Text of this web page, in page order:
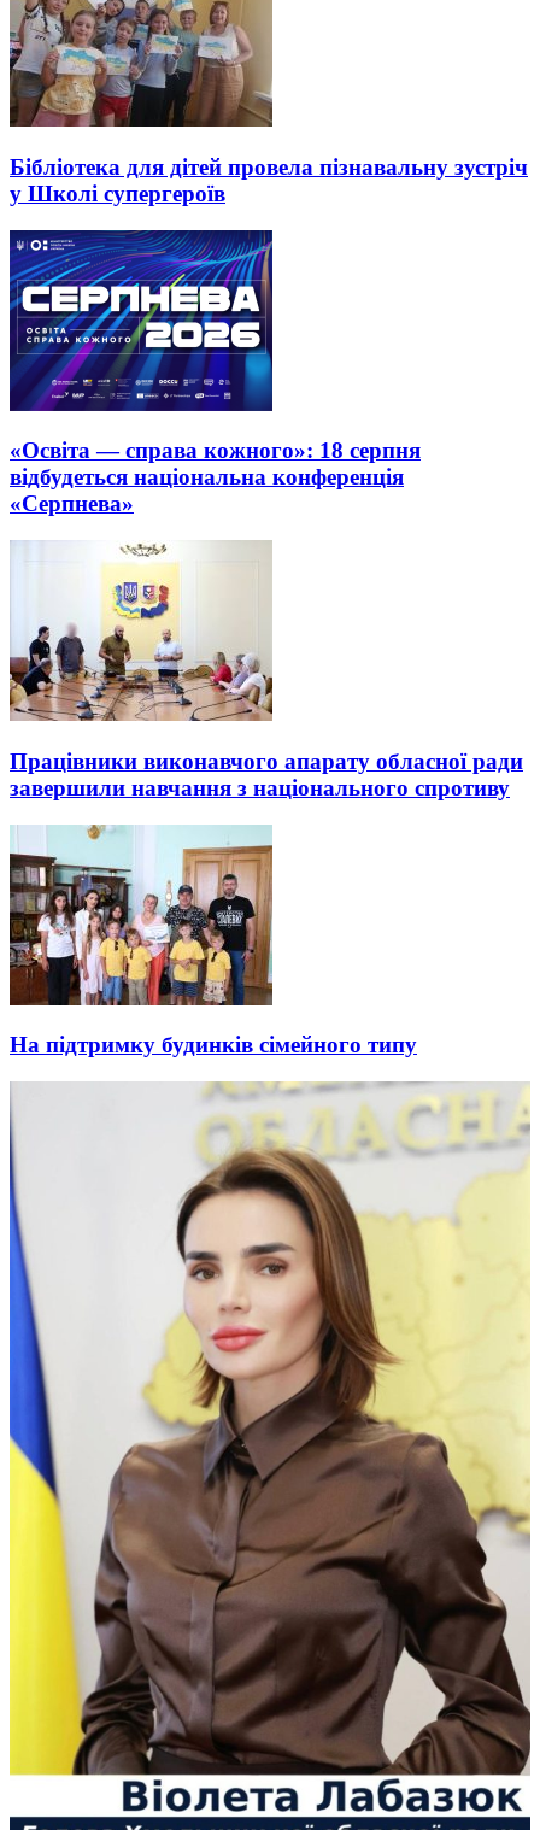
Бібліотека для дітей провела пізнавальну зустріч
у Школі супергероїв
«Освіта — справа кожного»: 18 серпня
відбудеться національна конференція
«Серпнева»
Працівники виконавчого апарату обласної ради
завершили навчання з національного спротиву
На підтримку будинків сімейного типу